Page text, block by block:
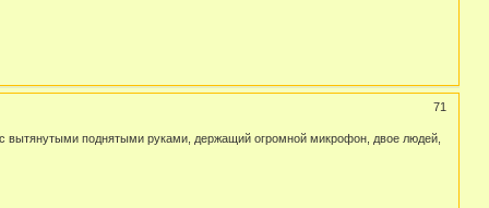
71
вытянутыми поднятыми руками, держащий огромной микрофон, двое людей,